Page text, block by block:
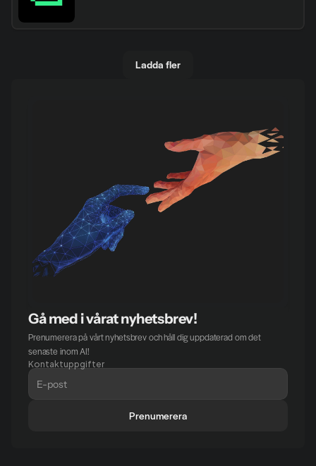
Ladda fler
Gå med i vårat nyhetsbrev!
Prenumerera på vårt nyhetsbrev och håll dig uppdaterad om det
senaste inom AI!
Kontaktuppgifter
Prenumerera